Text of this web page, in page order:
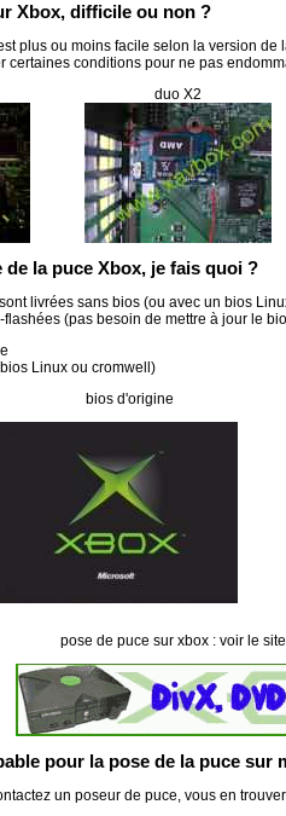
Xbox, difficile ou non ?
plus ou moins facile selon la version de
certaines conditions pour ne pas
duo X2
la puce Xbox, je fais quoi ?
sont livrées sans bios (ou avec un bios
(pas besoin de mettre à jour le
Linux ou cromwell)
bios d'origine
pose de puce sur xbox : voir le site
pour la pose de la puce sur
un poseur de puce, vous en